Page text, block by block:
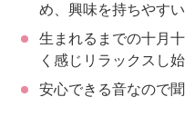
め、興味を持ちやすい
生まれるまでの十月
く感じリラックスし
安心できる音なので